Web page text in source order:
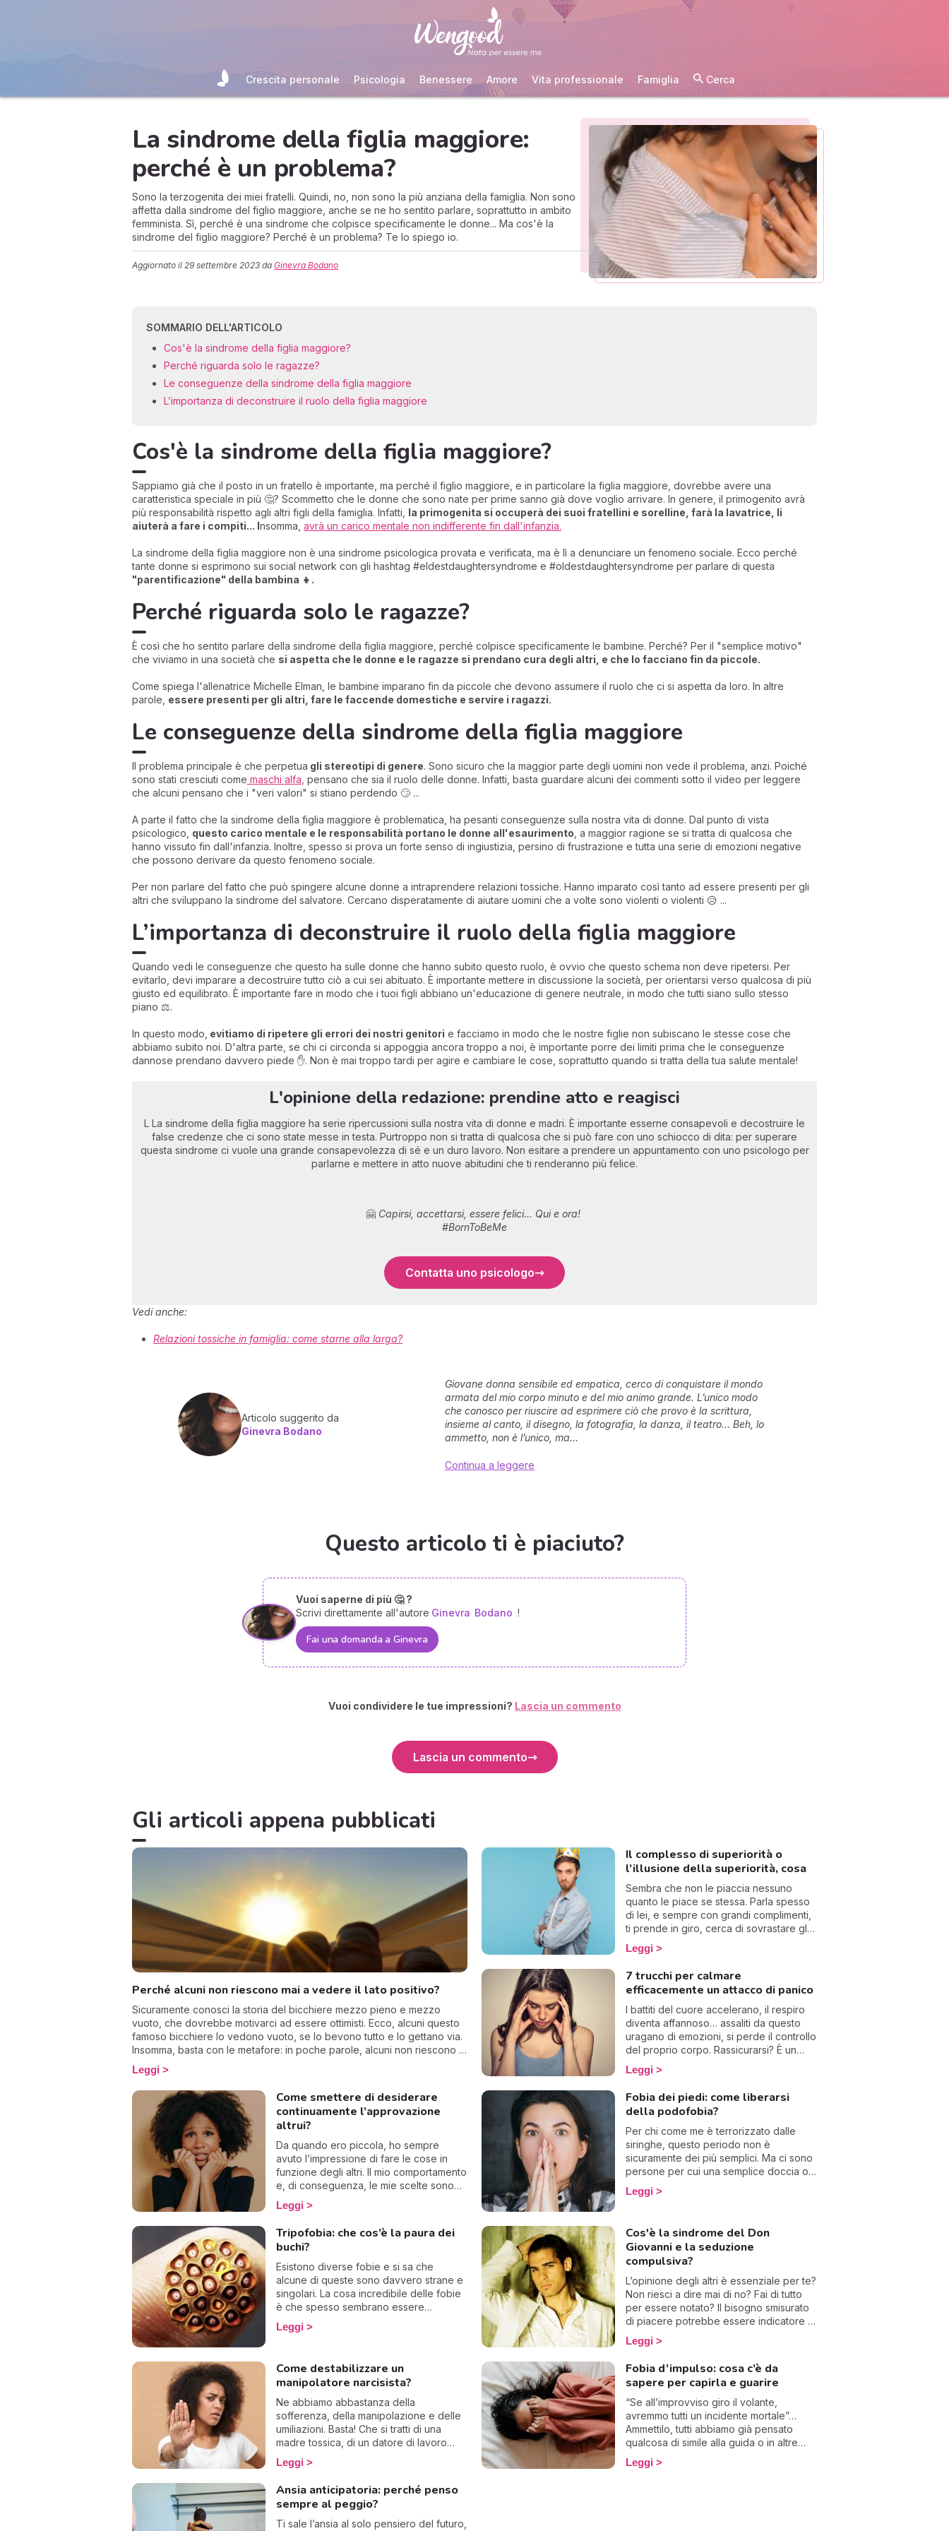
Crescita personale Psicologia Benessere Amore Vita professionale Famiglia Cerca
La sindrome della figlia maggiore:
perché è un problema?
Sono la terzogenita dei miei fratelli. Quindi, no, non sono la più anziana della famiglia. Non sono
affetta dalla sindrome del figlio maggiore, anche se ne ho sentito parlare, soprattutto in ambito
femminista. Sì, perché è una sindrome che colpisce specificamente le donne... Ma cos'è la
sindrome del figlio maggiore? Perché è un problema? Te lo spiego io.
Aggiornato il 29 settembre 2023 da Ginevra Bodano
SOMMARIO DELL'ARTICOLO
Cos'è la sindrome della figlia maggiore?
Perché riguarda solo le ragazze?
Le conseguenze della sindrome della figlia maggiore
L’importanza di deconstruire il ruolo della figlia maggiore
Cos'è la sindrome della figlia maggiore?
Sappiamo già che il posto in un fratello è importante, ma perché il figlio maggiore, e in particolare la figlia maggiore, dovrebbe avere una
caratteristica speciale in più 🤔? Scommetto che le donne che sono nate per prime sanno già dove voglio arrivare. In genere, il primogenito avrà
più responsabilità rispetto agli altri figli della famiglia. Infatti, la primogenita si occuperà dei suoi fratellini e sorelline, farà la lavatrice, li
aiuterà a fare i compiti... Insomma, avrà un carico mentale non indifferente fin dall'infanzia.
La sindrome della figlia maggiore non è una sindrome psicologica provata e verificata, ma è lì a denunciare un fenomeno sociale. Ecco perché
tante donne si esprimono sui social network con gli hashtag #eldestdaughtersyndrome e #oldestdaughtersyndrome per parlare di questa
"parentificazione" della bambina 👧.
Perché riguarda solo le ragazze?
È così che ho sentito parlare della sindrome della figlia maggiore, perché colpisce specificamente le bambine. Perché? Per il "semplice motivo"
che viviamo in una società che si aspetta che le donne e le ragazze si prendano cura degli altri, e che lo facciano fin da piccole.
Come spiega l'allenatrice Michelle Elman, le bambine imparano fin da piccole che devono assumere il ruolo che ci si aspetta da loro. In altre
parole, essere presenti per gli altri, fare le faccende domestiche e servire i ragazzi.
Le conseguenze della sindrome della figlia maggiore
Il problema principale è che perpetua gli stereotipi di genere. Sono sicuro che la maggior parte degli uomini non vede il problema, anzi. Poiché
sono stati cresciuti come maschi alfa, pensano che sia il ruolo delle donne. Infatti, basta guardare alcuni dei commenti sotto il video per leggere
che alcuni pensano che i "veri valori" si stiano perdendo 🙄 ...
A parte il fatto che la sindrome della figlia maggiore è problematica, ha pesanti conseguenze sulla nostra vita di donne. Dal punto di vista
psicologico, questo carico mentale e le responsabilità portano le donne all'esaurimento , a maggior ragione se si tratta di qualcosa che
hanno vissuto fin dall'infanzia. Inoltre, spesso si prova un forte senso di ingiustizia, persino di frustrazione e tutta una serie di emozioni negative
che possono derivare da questo fenomeno sociale.
Per non parlare del fatto che può spingere alcune donne a intraprendere relazioni tossiche. Hanno imparato così tanto ad essere presenti per gli
altri che sviluppano la sindrome del salvatore. Cercano disperatamente di aiutare uomini che a volte sono violenti o violenti 😥 ...
L’importanza di deconstruire il ruolo della figlia maggiore
Quando vedi le conseguenze che questo ha sulle donne che hanno subito questo ruolo, è ovvio che questo schema non deve ripetersi. Per
evitarlo, devi imparare a decostruire tutto ciò a cui sei abituato. È importante mettere in discussione la società, per orientarsi verso qualcosa di più
giusto ed equilibrato. È importante fare in modo che i tuoi figli abbiano un'educazione di genere neutrale, in modo che tutti siano sullo stesso
piano ⚖️.
In questo modo, evitiamo di ripetere gli errori dei nostri genitori e facciamo in modo che le nostre figlie non subiscano le stesse cose che
abbiamo subito noi. D'altra parte, se chi ci circonda si appoggia ancora troppo a noi, è importante porre dei limiti prima che le conseguenze
dannose prendano davvero piede ✋. Non è mai troppo tardi per agire e cambiare le cose, soprattutto quando si tratta della tua salute mentale!
L'opinione della redazione: prendine atto e reagisci
L La sindrome della figlia maggiore ha serie ripercussioni sulla nostra vita di donne e madri. È importante esserne consapevoli e decostruire le
false credenze che ci sono state messe in testa. Purtroppo non si tratta di qualcosa che si può fare con uno schiocco di dita: per superare
questa sindrome ci vuole una grande consapevolezza di sé e un duro lavoro. Non esitare a prendere un appuntamento con uno psicologo per
parlarne e mettere in atto nuove abitudini che ti renderanno più felice.
🤗 Capirsi, accettarsi, essere felici... Qui e ora!
#BornToBeMe
Contatta uno psicologo
Vedi anche:
Relazioni tossiche in famiglia: come starne alla larga?
Articolo suggerito da
Ginevra Bodano
Giovane donna sensibile ed empatica, cerco di conquistare il mondo
armata del mio corpo minuto e del mio animo grande. L’unico modo
che conosco per riuscire ad esprimere ciò che provo è la scrittura,
insieme al canto, il disegno, la fotografia, la danza, il teatro… Beh, lo
ammetto, non è l’unico, ma...
Continua a leggere
Questo articolo ti è piaciuto?
Vuoi saperne di più 🤔 ?
Scrivi direttamente all'autore Ginevra Bodano !
Fai una domanda a Ginevra
Vuoi condividere le tue impressioni? Lascia un commento
Lascia un commento
Gli articoli appena pubblicati
Perché alcuni non riescono mai a vedere il lato positivo?
Sicuramente conosci la storia del bicchiere mezzo pieno e mezzo
vuoto, che dovrebbe motivarci ad essere ottimisti. Ecco, alcuni questo
famoso bicchiere lo vedono vuoto, se lo bevono tutto e lo gettano via.
Insomma, basta con le metafore: in poche parole, alcuni non riescono a
pensare positivo.
Leggi
Il complesso di superiorità o
l’illusione della superiorità, cosa
Sembra che non le piaccia nessuno
quanto le piace se stessa. Parla spesso
di lei, e sempre con grandi complimenti,
ti prende in giro, cerca di sovrastare gli
altri, sembra disprezzare tutto e ha un
forte problema di autostima. Benvenuta
superiorità, che nasconde nel 90% un
complesso di inferiorità!
Leggi
7 trucchi per calmare
efficacemente un attacco di panico
I battiti del cuore accelerano, il respiro
diventa affannoso… assaliti da questo
uragano di emozioni, si perde il controllo
del proprio corpo. Rassicurarsi? È un
tentativo vano, perché gli attacchi di
panico non seguono la razionalità.
cervello durante questi momenti di
smarrimento, dunque bisogna agire
direttamente su queste manifestazioni
fisiche e psicologiche. Ecco 7 trucchi
efficaci (testati e approvati) per calmare
un attacco di panico.
Leggi
Come smettere di desiderare
continuamente l’approvazione
altrui?
Da quando ero piccola, ho sempre
avuto l’impressione di fare le cose in
funzione degli altri. Il mio comportamento
e, di conseguenza, le mie scelte sono
state a lungo dettate dall’approvazione
altrui. Crescendo, ho poi imparato ad
affermarmi e soprattutto a dimenticare
cosa gli altri potessero pensare di me.
Perché cerchiamo sempre
approvazione? Come liberarsi di questo
desiderio che potrebbe diventare
tossico? Visto che ci sono passata, ecco
qualche consiglio.
Leggi
Fobia dei piedi: come liberarsi
della podofobia?
Per chi come me è terrorizzato dalle
siringhe, questo periodo non è
sicuramente dei più semplici. Ma ci sono
persone per cui una semplice doccia o
l’estate (con il suo esercito di infradito e
piedi nudi) sono un vero e proprio
poco frequente ma può essere molto
invalidante. Ecco come combatterla.
Leggi
Tripofobia: che cos’è la paura dei
buchi?
Esistono diverse fobie e si sa che
alcune di queste sono davvero strane e
singolari. La cosa incredibile delle fobie
è che spesso sembrano essere
ingiustificate ovvero che, pur non
avendo vissuto particolari traumi, si
dei veri e propri attacchi di panico. Tra
le fobie più singolari troviamo la
tripofobia, ovvero la fobia dei buchi:
scopriamo insieme di cosa si tratta.
Leggi
Cos'è la sindrome del Don
Giovanni e la seduzione
compulsiva?
L’opinione degli altri è essenziale per te?
Non riesci a dire mai di no? Fai di tutto
per essere notato? Il bisogno smisurato
di piacere potrebbe essere indicatore di
un malessere profondo. Perché hai così
tanto bisogno di piacere? Come liberarsi
dell’opinione altrui? Non temere, ti
spieghiamo tutto!
Leggi
Come destabilizzare un
manipolatore narcisista?
Ne abbiamo abbastanza della
sofferenza, della manipolazione e delle
umiliazioni. Basta! Che si tratti di una
madre tossica, di un datore di lavoro
tirannico o di un compagno offensivo,
devi proteggerti e voltare pagina,
dicendo addio a questa violenza
psicologica. Riprendi il controllo della tua
vita e della situazione. Come
destabilizzare un manipolatore
Leggi
Fobia d’impulso: cosa c’è da
sapere per capirla e guarire
“Se all’improvviso giro il volante,
avremmo tutti un incidente mortale”…
Ammettilo, tutti abbiamo già pensato
qualcosa di simile alla guida o in altre
situazioni. Immaginare situazioni cupe è
molto comune. Per alcuni, però, questi
Leggi
Ansia anticipatoria: perché penso
sempre al peggio?
Ti sale l’ansia al solo pensiero del futuro,